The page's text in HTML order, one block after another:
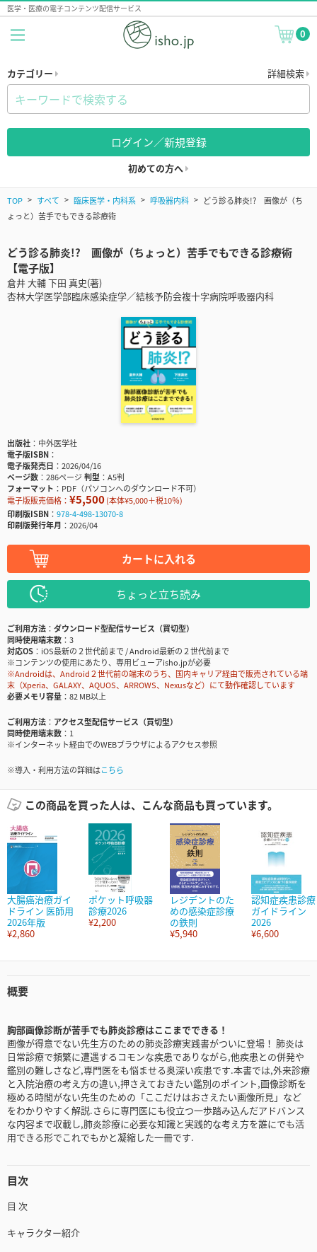
医学・医療の電子コンテンツ配信サービス
0
カテゴリー 詳細検索
ログイン／新規登録
初めての方へ
TOP すべて 臨床医学・内科系 呼吸器内科
どう診る肺炎!? 画像が（ち
ょっと）苦手でもできる診療術
どう診る肺炎!? 画像が（ちょっと）苦手でもできる診療術
【電子版】
倉井 大輔 下田 真史(著)
杏林大学医学部臨床感染症学／結核予防会複十字病院呼吸器内科
出版社
中外医学社
電子版ISBN
電子版発売日
2026/04/16
ページ数
286ページ判型
A5判
フォーマット
PDF（パソコンへのダウンロード不可）
電子版販売価格： ¥5,500(本体¥5,000＋税10％)
印刷版ISBN
978-4-498-13070-8
印刷版発行年月
2026/04
カートに入れる
ちょっと立ち読み
ご利用方法
ダウンロード型配信サービス（買切型）
同時使用端末数
3
対応OS
iOS最新の２世代前まで / Android最新の２世代前まで
※コンテンツの使用にあたり、専用ビューアisho.jpが必要
※Androidは、Android２世代前の端末のうち、国内キャリア経由で販売されている端
末（Xperia、GALAXY、AQUOS、ARROWS、Nexusなど）にて動作確認しています
必要メモリ容量
82 MB以上
ご利用方法
アクセス型配信サービス（買切型）
同時使用端末数
1
※インターネット経由でのWEBブラウザによるアクセス参照
※導入・利用方法の詳細はこちら
この商品を買った人は、こんな商品も買っています。
大腸癌治療ガイ
ドライン 医師用
2026年版
¥2,860
ポケット呼吸器
診療2026
¥2,200
レジデントのた
めの感染症診療
の鉄則
¥5,940
認知症疾患診療
ガイドライン
2026
¥6,600
概要
胸部画像診断が苦手でも肺炎診療はここまでできる！
画像が得意でない先生方のための肺炎診療実践書がついに登場！ 肺炎は
日常診療で頻繁に遭遇するコモンな疾患でありながら,他疾患との併発や
鑑別の難しさなど,専門医をも悩ませる奥深い疾患です.本書では,外来診療
と入院治療の考え方の違い,押さえておきたい鑑別のポイント,画像診断を
極める時間がない先生のための「ここだけはおさえたい画像所見」など
をわかりやすく解説.さらに専門医にも役立つ一歩踏み込んだアドバンス
な内容まで収載し,肺炎診療に必要な知識と実践的な考え方を誰にでも活
用できる形でこれでもかと凝縮した一冊です.
目次
目 次
キャラクター紹介